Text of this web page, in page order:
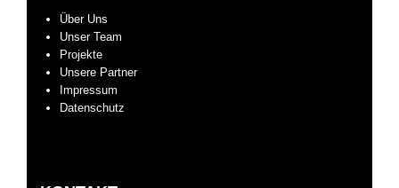
Über Uns
Unser Team
Projekte
Unsere Partner
Impressum
Datenschutz